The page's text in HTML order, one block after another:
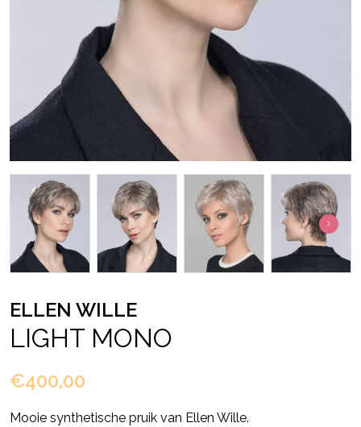
ELLEN WILLE
LIGHT MONO
€400,00
Mooie synthetische pruik van Ellen Wille.